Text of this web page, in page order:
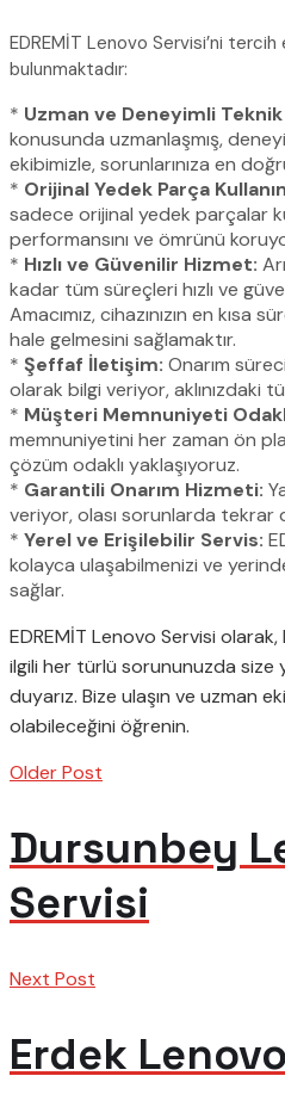
EDREMİT Lenovo Servisi’ni
bulunmaktadır:
* Uzman ve Deneyimli Teknik
konusunda uzmanlaşmış,
ekibimizle, sorunlarınıza en
* Orijinal Yedek Parça
sadece orijinal yedek parçalar
performansını ve ömrünü
* Hızlı ve Güvenilir Hizmet:
kadar tüm süreçleri hızlı ve
Amacımız, cihazınızın en kısa
hale gelmesini sağlamaktır.
* Şeffaf İletişim: Onarım
olarak bilgi veriyor, aklınızdaki
* Müşteri Memnuniyeti
memnuniyetini her zaman ön
çözüm odaklı yaklaşıyoruz.
* Garantili Onarım Hizmeti:
veriyor, olası sorunlarda tekrar
* Yerel ve Erişilebilir Servis:
kolayca ulaşabilmenizi ve
sağlar.
EDREMİT Lenovo Servisi olarak,
ilgili her türlü sorununuzda size
duyarız. Bize ulaşın ve uzman
olabileceğini öğrenin.
Older Post
Dursunbey
Servisi
Next Post
Erdek